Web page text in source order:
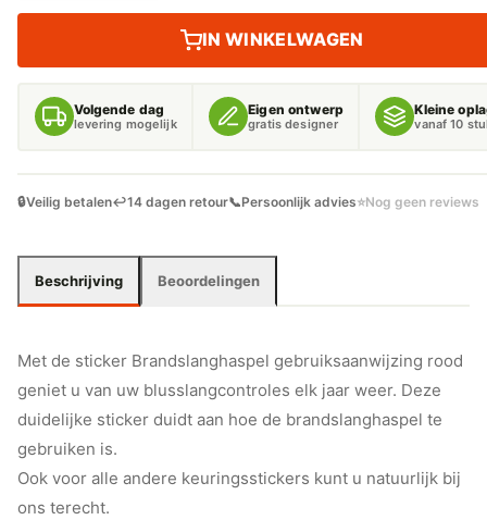
IN WINKELWAGEN
Volgende dag
levering mogelijk
Eigen ontwerp
gratis designer
Kleine
vanaf 10
🔒Veilig betalen↩️14 dagen retour📞Persoonlijk advies⭐Nog geen reviews
Beschrijving Beoordelingen
Met de sticker Brandslanghaspel gebruiksaanwijzing rood
geniet u van uw blusslangcontroles elk jaar weer. Deze
duidelijke sticker duidt aan hoe de brandslanghaspel te
gebruiken is.
Ook voor alle andere keuringsstickers kunt u natuurlijk bij
ons terecht.